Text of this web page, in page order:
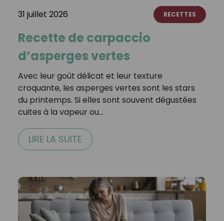
31 juillet 2026 RECETTES
Recette de carpaccio
d’asperges vertes
Avec leur goût délicat et leur texture
croquante, les asperges vertes sont les stars
du printemps. Si elles sont souvent dégustées
cuites à la vapeur ou…
LIRE LA SUITE